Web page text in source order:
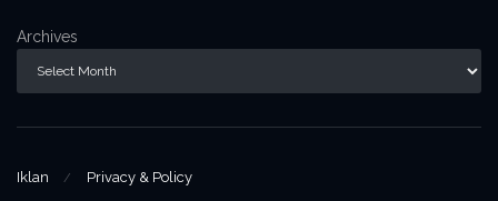
Archives
Iklan Privacy & Policy